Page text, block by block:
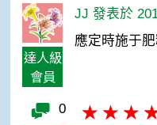
達人級
會員
JJ 發表於
應定時施于
0